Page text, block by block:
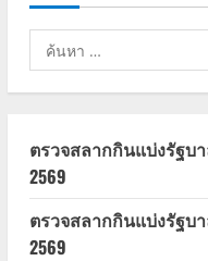
ค้นหา
สำหรับ:
ตรวจสลากกินแบ่งรัฐบ
2569
ตรวจสลากกินแบ่งรัฐบ
2569